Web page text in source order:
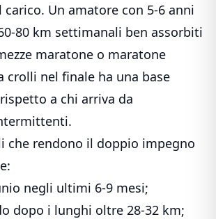
carico. Un amatore con 5-6 anni
80 km settimanali ben assorbiti
maratone o maratone
crolli nel finale ha una base
a chi arriva da
che rendono il doppio impegno
negli ultimi 6-9 mesi;
dopo i lunghi oltre 28-32 km;